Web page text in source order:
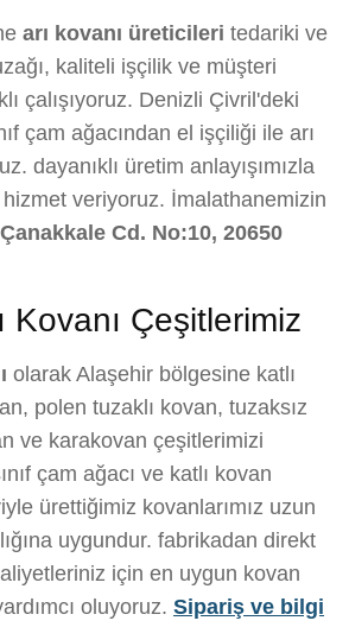
arı kovanı üreticileri tedariki ve
kaliteli işçilik ve müşteri
çalışıyoruz. Denizli Çivril'deki
çam ağacından el işçiliği ile arı
dayanıklı üretim anlayışımızla
hizmet veriyoruz. İmalathanemizin
Cd. No:10, 20650
Kovanı Çeşitlerimiz
olarak Alaşehir bölgesine katlı
polen tuzaklı kovan, tuzaksız
ve karakovan çeşitlerimizi
çam ağacı ve katlı kovan
ürettiğimiz kovanlarımız uzun
uygundur. fabrikadan direkt
için en uygun kovan
oluyoruz. Sipariş ve bilgi